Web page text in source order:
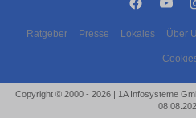
Ratgeber Presse Lokales Über
Copyright © 2000 - 2026 | 1A Infosysteme